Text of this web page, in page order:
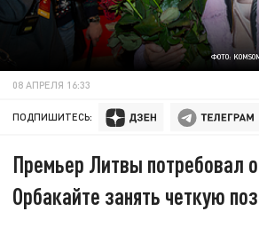
ФОТО:
08 АПРЕЛЯ 16:33
ПОДПИШИТЕСЬ:
Премьер Литвы потребовал
Орбакайте занять четкую